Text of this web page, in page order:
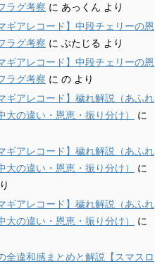
ラグ考察 に あっくん より
ギアレコード】中段チェリーの恩
ラグ考察 に ぶたじる より
ギアレコード】中段チェリーの恩
ラグ考察 に の より
ギアレコード】穢れ解説（あふれ
大の違い・恩恵・振り分け）
に
ギアレコード】穢れ解説（あふれ
大の違い・恩恵・振り分け）
に
ギアレコード】穢れ解説（あふれ
大の違い・恩恵・振り分け）
に
全違和感まとめと解説【スマスロ